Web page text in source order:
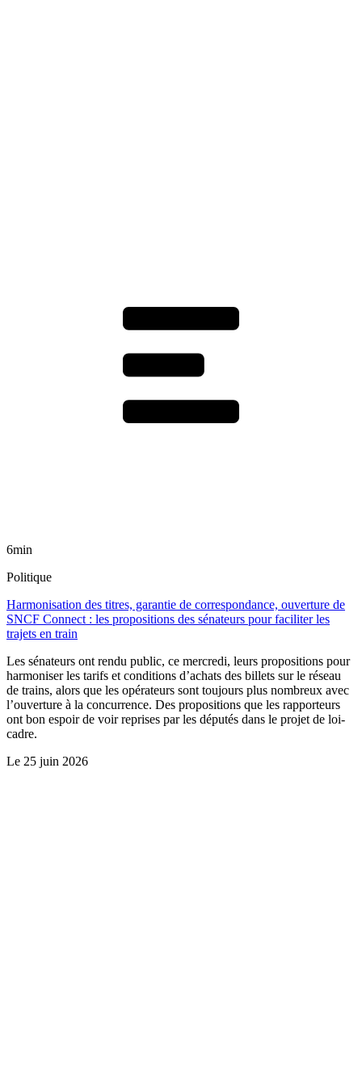
6min
Politique
Harmonisation des titres, garantie de correspondance, ouverture de
SNCF Connect : les propositions des sénateurs pour faciliter les
trajets en train
Les sénateurs ont rendu public, ce mercredi, leurs propositions pour
harmoniser les tarifs et conditions d’achats des billets sur le réseau
de trains, alors que les opérateurs sont toujours plus nombreux avec
l’ouverture à la concurrence. Des propositions que les rapporteurs
ont bon espoir de voir reprises par les députés dans le projet de loi-
cadre.
Le 25 juin 2026